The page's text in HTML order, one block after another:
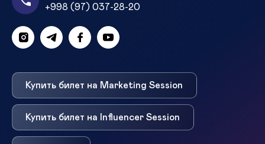
+998 (97) 037-28-20
Купить билет на Marketing Session
Купить билет на Influencer Session